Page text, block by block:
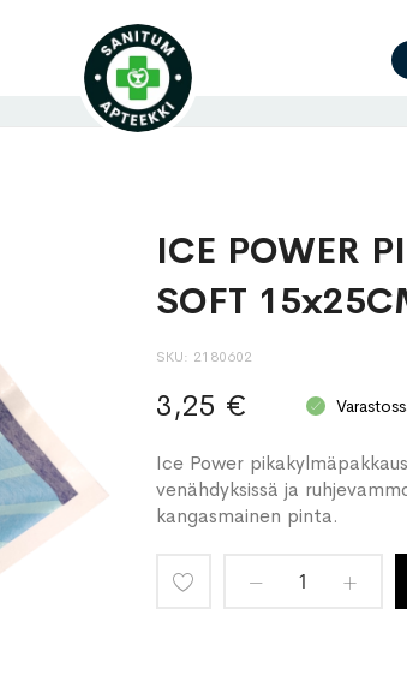
ICE POWER
SOFT
SKU 2180602
3,25 €
Ice Power
venähdyksissä ja
kangasmainen pinta.